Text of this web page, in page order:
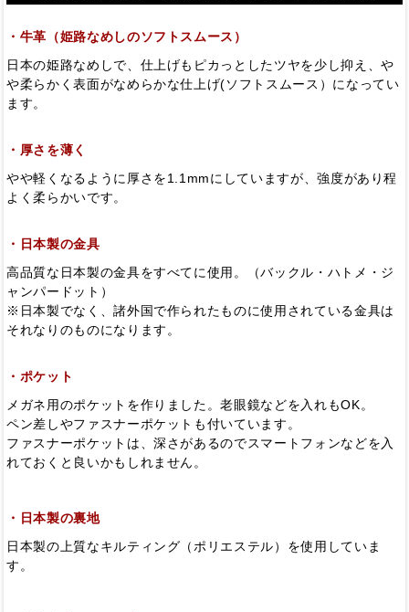
・牛革（姫路なめしのソフトスムース）
日本の姫路なめしで、仕上げもピカっとしたツヤを少し抑え、や
や柔らかく表面がなめらかな仕上げ(ソフトスムース）になってい
ます。
・厚さを薄く
やや軽くなるように厚さを1.1mmにしていますが、強度があり程
よく柔らかいです。
・日本製の金具
高品質な日本製の金具をすべてに使用。（バックル・ハトメ・ジ
ャンパードット）
※日本製でなく、諸外国で作られたものに使用されている金具は
それなりのものになります。
・ポケット
メガネ用のポケットを作りました。老眼鏡などを入れもOK。
ペン差しやファスナーポケットも付いています。
ファスナーポケットは、深さがあるのでスマートフォンなどを入
れておくと良いかもしれません。
・日本製の裏地
日本製の上質なキルティング（ポリエステル）を使用していま
す。